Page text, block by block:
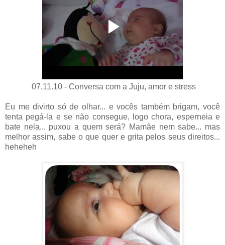
07.11.10 - Conversa com a Juju, amor e stress
Eu me divirto só de olhar... e vocês também brigam, você
tenta pegá-la e se não consegue, logo chora, esperneia e
bate nela... puxou a quem será? Mamãe nem sabe... mas
melhor assim, sabe o que quer e grita pelos seus direitos...
heheheh